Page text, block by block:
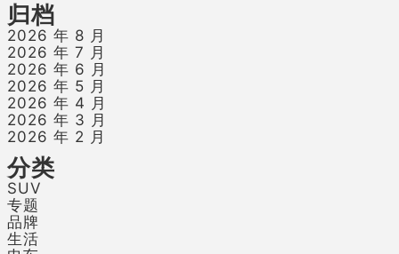
归档
2026 年 8 月
2026 年 7 月
2026 年 6 月
2026 年 5 月
2026 年 4 月
2026 年 3 月
2026 年 2 月
分类
SUV
专题
品牌
生活